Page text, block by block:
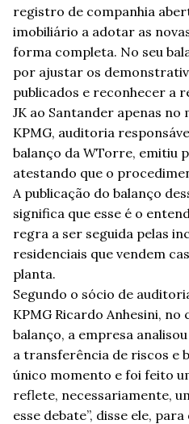
registro de companhia
imobiliário a adotar as
forma completa. No seu
por ajustar os
publicados e reconhecer a
JK ao Santander apenas
KPMG, auditoria
balanço da WTorre, emitiu
atestando que o
A publicação do balanço
significa que esse é o
regra a ser seguida pelas
residenciais que vendem
planta.
Segundo o sócio de
KPMG Ricardo Anhesini, no
balanço, a empresa
a transferência de riscos e
único momento e foi feito
reflete, necessariamente,
esse debate”, disse ele,